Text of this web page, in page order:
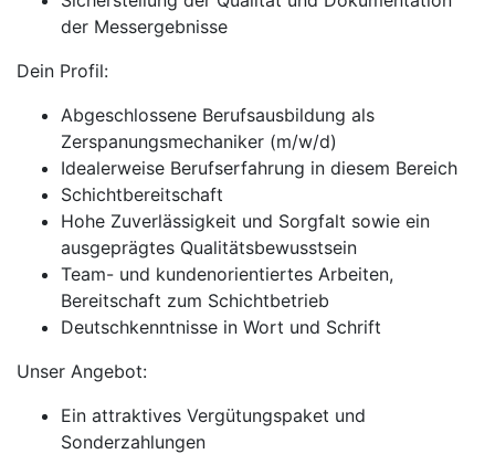
der Messergebnisse
Dein Profil:
Abgeschlossene Berufsausbildung als
Zerspanungsmechaniker (m/w/d)
Idealerweise Berufserfahrung in diesem Bereich
Schichtbereitschaft
Hohe Zuverlässigkeit und Sorgfalt sowie ein
ausgeprägtes Qualitätsbewusstsein
Team- und kundenorientiertes Arbeiten,
Bereitschaft zum Schichtbetrieb
Deutschkenntnisse in Wort und Schrift
Unser Angebot:
Ein attraktives Vergütungspaket und
Sonderzahlungen